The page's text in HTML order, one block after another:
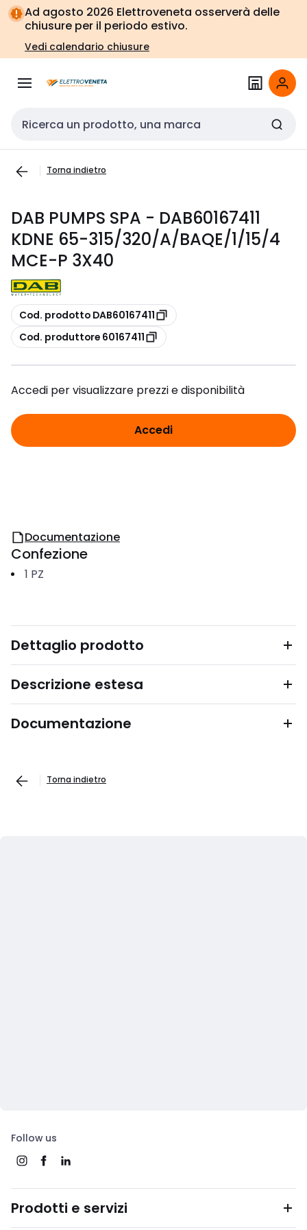
Vai alla
navigazione
Vai
alla
pagina
Ad agosto 2026 Elettroveneta osserverà delle
chiusure per il periodo estivo.
Vedi calendario chiusure
Cerca input
Torna indietro
DAB PUMPS SPA - DAB60167411
KDNE 65-315/320/A/BAQE/1/15/4
MCE-P 3X40
copia
Cod. prodotto DAB60167411
copia
Cod. produttore 60167411
Accedi per visualizzare prezzi e disponibilità
Accedi
Documentazione
Confezione
1 PZ
Dettaglio prodotto
Descrizione estesa
Documentazione
Torna indietro
Follow us
Prodotti e servizi